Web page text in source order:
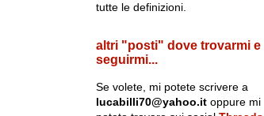
tutte le definizioni.
altri "posti" dove trovarmi e
seguirmi...
Se volete, mi potete scrivere a
lucabilli70@yahoo.itoppure mi